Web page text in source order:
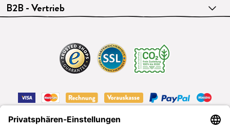
B2B - Vertrieb